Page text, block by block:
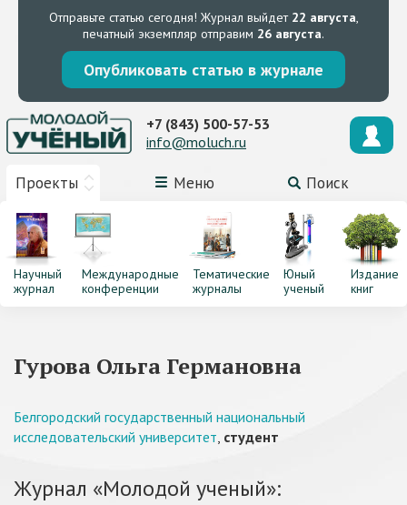
Отправьте статью сегодня! Журнал выйдет 22 августа,
печатный экземпляр отправим 26 августа.
Опубликовать статью в журнале
Проекты Меню Поиск
+7 (843) 500-57-53
info@moluch.ru
Научный
журнал
Международные
конференции
Тематические
журналы
Юный
ученый
Издание
книг
Гурова Ольга Германовна
Белгородский государственный национальный
исследовательский университет, студент
Журнал «Молодой ученый»: